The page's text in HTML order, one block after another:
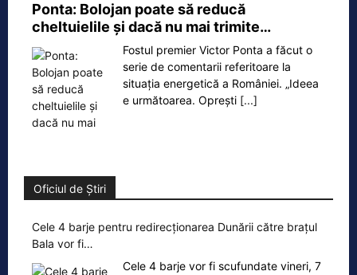
Ponta: Bolojan poate să reducă
cheltuielile şi dacă nu mai trimite…
Fostul premier Victor Ponta a făcut o
serie de comentarii referitoare la
situația energetică a României. „Ideea
e următoarea. Oprești [...]
Oficiul de Știri
Cele 4 barje pentru redirecționarea Dunării către brațul
Bala vor fi…
Cele 4 barje vor fi scufundate vineri, 7